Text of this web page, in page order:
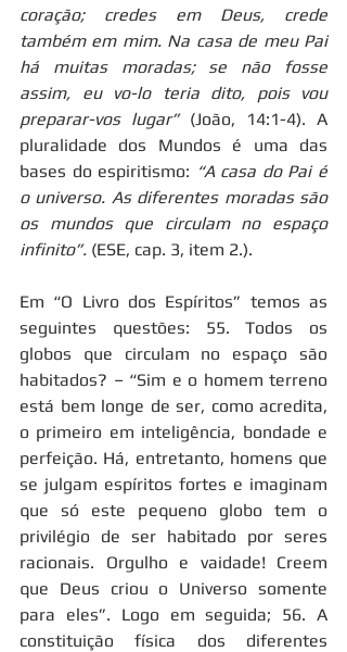
coração; credes em Deus, crede
também em mim. Na casa de meu Pai
há muitas moradas; se não fosse
assim, eu vo-lo teria dito, pois vou
preparar-vos lugar” (João, 14:1-4). A
pluralidade dos Mundos é uma das
bases do espiritismo: “A casa do Pai é
o universo. As diferentes moradas são
os mundos que circulam no espaço
infinito”. (ESE, cap. 3, item 2.).
Em “O Livro dos Espíritos” temos as
seguintes questões: 55. Todos os
globos que circulam no espaço são
habitados? – “Sim e o homem terreno
está bem longe de ser, como acredita,
o primeiro em inteligência, bondade e
perfeição. Há, entretanto, homens que
se julgam espíritos fortes e imaginam
que só este pequeno globo tem o
privilégio de ser habitado por seres
racionais. Orgulho e vaidade! Creem
que Deus criou o Universo somente
para eles”. Logo em seguida; 56. A
constituição física dos diferentes